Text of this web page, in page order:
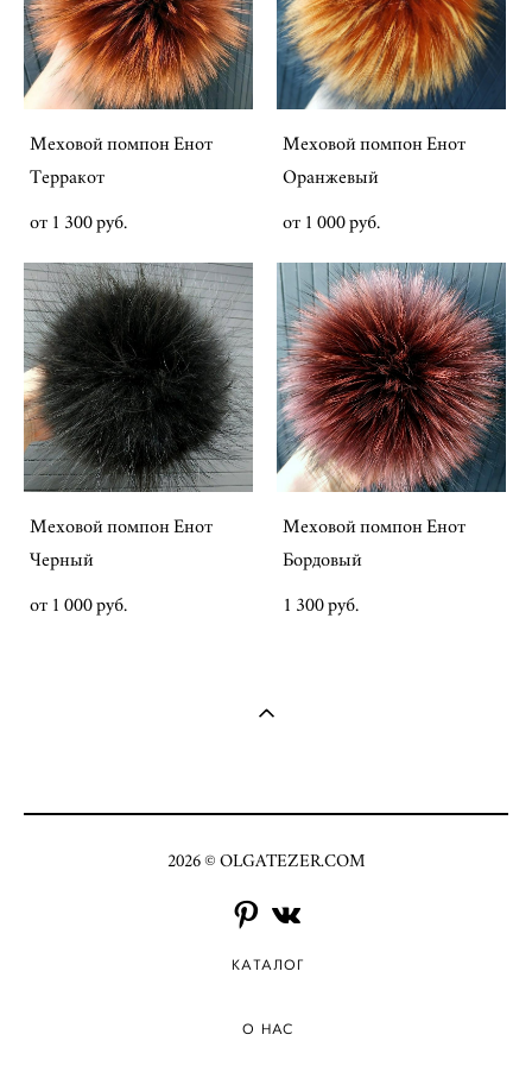
Меховой помпон Енот
Терракот
от 1 300 pуб.
Меховой помпон Енот
Оранжевый
от 1 000 pуб.
Меховой помпон Енот
Черный
от 1 000 pуб.
Меховой помпон Енот
Бордовый
1 300 pуб.
2026 © OLGATEZER.COM
КАТАЛОГ
О НАС